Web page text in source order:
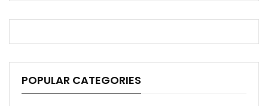
POPULAR CATEGORIES